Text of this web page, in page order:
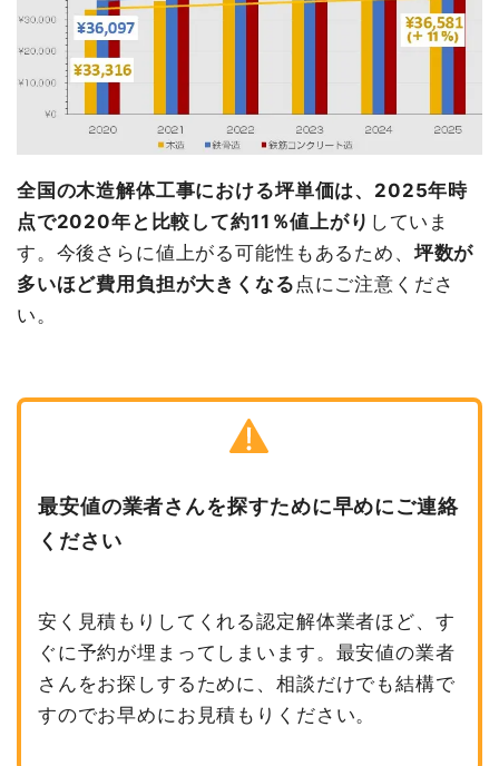
全国の木造解体工事における坪単価は、2025年時
点で2020年と比較して約11％値上がり していま
す。今後さらに値上がる可能性もあるため、 坪数が
多いほど費用負担が大きくなる 点にご注意くださ
い。
最安値の業者さんを探すために早めにご連絡
ください
安く見積もりしてくれる認定解体業者ほど、す
ぐに予約が埋まってしまいます。最安値の業者
さんをお探しするために、相談だけでも結構で
すのでお早めにお見積もりください。